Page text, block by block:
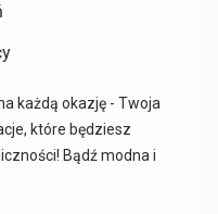
każdą okazję - Twoja
które będziesz
Bądź modna i